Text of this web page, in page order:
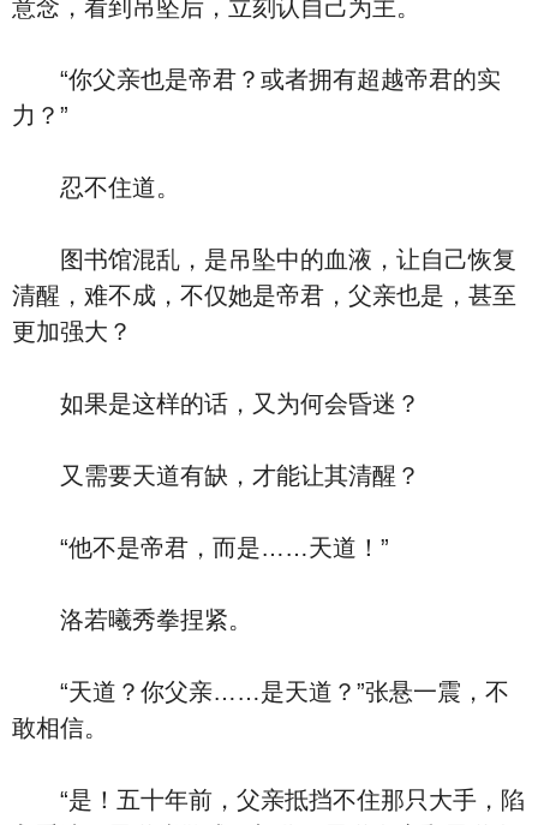
意念，看到吊坠后，立刻认自己为主。
“你父亲也是帝君？或者拥有超越帝君的实
力？”
忍不住道。
图书馆混乱，是吊坠中的血液，让自己恢复
清醒，难不成，不仅她是帝君，父亲也是，甚至
更加强大？
如果是这样的话，又为何会昏迷？
又需要天道有缺，才能让其清醒？
“他不是帝君，而是……天道！”
洛若曦秀拳捏紧。
“天道？你父亲……是天道？”张悬一震，不
敢相信。
“是！五十年前，父亲抵挡不住那只大手，陷